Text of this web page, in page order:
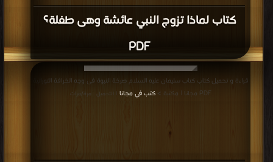
كتاب لماذا تزوج النبي عائشة وهى طفلة؟
PDF
قراءة و تحميل كتاب كتاب سليمان عليه السلام صرخة النبوة فى وجه الخرافة التوراتية
PDF مجانا | مكتبة >
كتب في مجانا | التحميل : مرة/مرات